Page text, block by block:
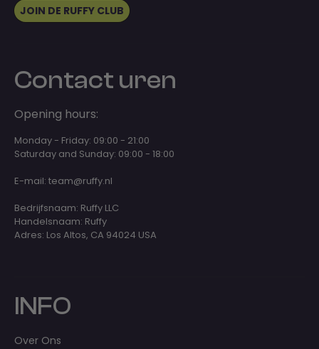
JOIN DE RUFFY CLUB
Contact uren
Opening hours:
Monday - Friday: 09:00 - 21:00
Saturday and Sunday: 09:00 - 18:00
E-mail: team@ruffy.nl
Bedrijfsnaam: Ruffy LLC
Handelsnaam: Ruffy
Adres: Los Altos, CA 94024 USA
INFO
Over Ons